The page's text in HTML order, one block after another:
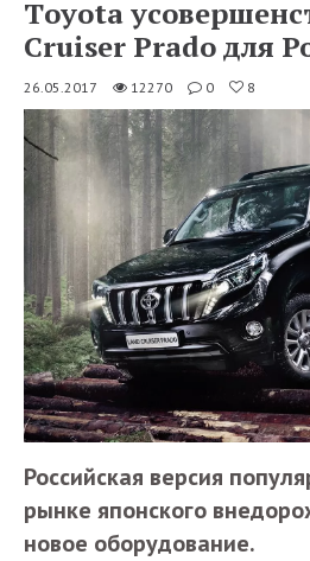
Тoyota
Cruiser Prado для
26.05.2017 12270 0 8
Российская версия
рынке японского
новое оборудование.